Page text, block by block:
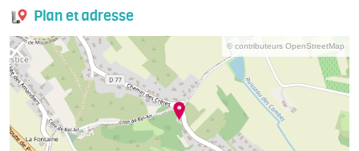
Plan et adresse
© contributeurs OpenStreetMap